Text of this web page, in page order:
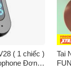
( 1 chiếc )
Đơn,
Tai